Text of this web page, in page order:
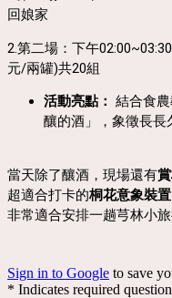
回娘家
2.第二場：下午
元/兩罐)共20組
活動亮點： 結合食
釀的酒」，象徵長長
當天除了釀酒，現場還有
超適合打卡的桐花意象裝置
非常適合安排一趟芎林小旅
Sign in to Google to save
* Indicates required question